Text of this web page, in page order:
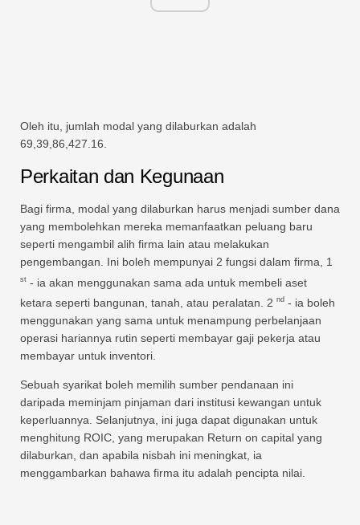
Oleh itu, jumlah modal yang dilaburkan adalah
69,39,86,427.16.
Perkaitan dan Kegunaan
Bagi firma, modal yang dilaburkan harus menjadi sumber dana
yang membolehkan mereka memanfaatkan peluang baru
seperti mengambil alih firma lain atau melakukan
pengembangan. Ini boleh mempunyai 2 fungsi dalam firma, 1
st - ia akan menggunakan sama ada untuk membeli aset
ketara seperti bangunan, tanah, atau peralatan. 2 nd - ia boleh
menggunakan yang sama untuk menampung perbelanjaan
operasi hariannya rutin seperti membayar gaji pekerja atau
membayar untuk inventori.
Sebuah syarikat boleh memilih sumber pendanaan ini
daripada meminjam pinjaman dari institusi kewangan untuk
keperluannya. Selanjutnya, ini juga dapat digunakan untuk
menghitung ROIC, yang merupakan Return on capital yang
dilaburkan, dan apabila nisbah ini meningkat, ia
menggambarkan bahawa firma itu adalah pencipta nilai.